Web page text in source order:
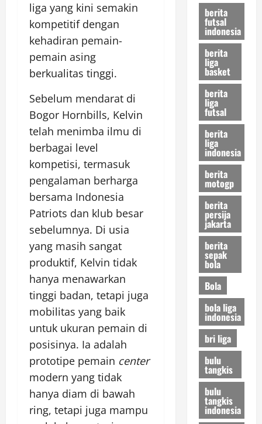
liga yang kini semakin
kompetitif dengan
kehadiran pemain-
pemain asing
berkualitas tinggi.
Sebelum mendarat di
Bogor Hornbills, Kelvin
telah menimba ilmu di
berbagai level
kompetisi, termasuk
pengalaman berharga
bersama Indonesia
Patriots dan klub besar
sebelumnya. Di usia
yang masih sangat
produktif, Kelvin tidak
hanya menawarkan
tinggi badan, tetapi juga
mobilitas yang baik
untuk ukuran pemain di
posisinya. Ia adalah
prototipe pemain center
modern yang tidak
hanya diam di bawah
ring, tetapi juga mampu
berita
futsal
indonesia
berita
liga
basket
berita
liga
futsal
berita
liga
indonesia
berita
motogp
berita
persija
jakarta
berita
sepak
bola
Bola
bola liga
indonesia
bri liga
bulu
tangkis
bulu
tangkis
indonesia